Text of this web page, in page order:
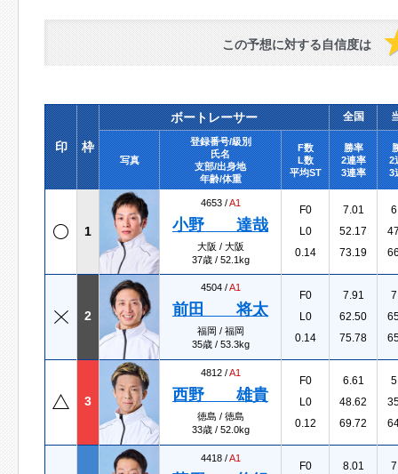
この予想に対する自信度は
印 枠
ボートレーサー 全国
写真
登録番号/級別
氏名
支部/出身地
年齢/体重
F数
L数
平均ST
勝率
2連率
3連率
2
3
1
4653 /A1
小野 達哉
大阪 / 大阪
37歳 / 52.1kg
F0
L0
0.14
7.01
52.17
73.19
2
4504 /A1
前田 将太
福岡 / 福岡
35歳 / 53.3kg
F0
L0
0.14
7.91
62.50
75.78
3
4812 /A1
西野 雄貴
徳島 / 徳島
33歳 / 52.0kg
F0
L0
0.12
6.61
48.62
69.72
4418 /A1
F0
8.01